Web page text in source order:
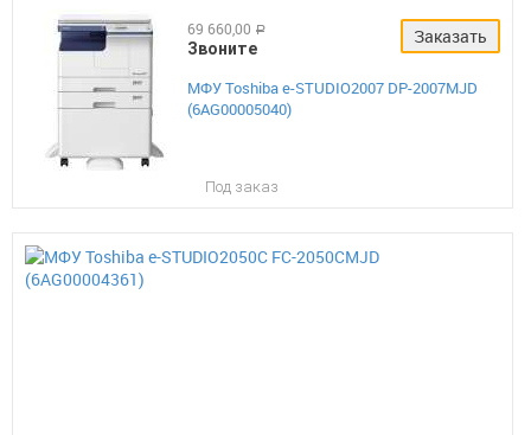
Заказать
69 660,00 руб.
Звоните
МФУ Toshiba e-STUDIO2007 DP-2007MJD
(6AG00005040)
Под заказ